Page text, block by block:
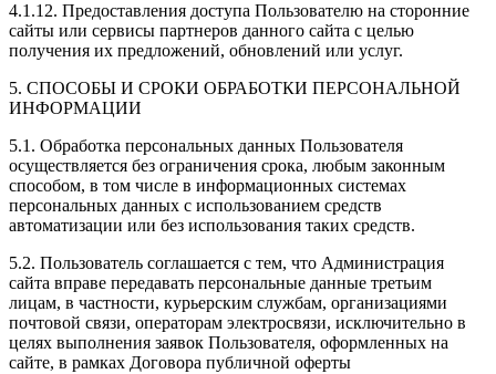
4.1.12. Предоставления доступа Пользователю на сторонние
сайты или сервисы партнеров данного сайта с целью
получения их предложений, обновлений или услуг.
5. СПОСОБЫ И СРОКИ ОБРАБОТКИ ПЕРСОНАЛЬНОЙ
ИНФОРМАЦИИ
5.1. Обработка персональных данных Пользователя
осуществляется без ограничения срока, любым законным
способом, в том числе в информационных системах
персональных данных с использованием средств
автоматизации или без использования таких средств.
5.2. Пользователь соглашается с тем, что Администрация
сайта вправе передавать персональные данные третьим
лицам, в частности, курьерским службам, организациями
почтовой связи, операторам электросвязи, исключительно в
целях выполнения заявок Пользователя, оформленных на
сайте, в рамках Договора публичной оферты